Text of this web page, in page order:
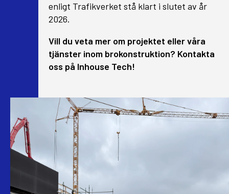
enligt Trafikverket stå klart i slutet av år
2026.
Vill du veta mer om projektet eller våra
tjänster inom brokonstruktion? Kontakta
oss på Inhouse Tech!